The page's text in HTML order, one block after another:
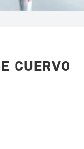
CUERVO